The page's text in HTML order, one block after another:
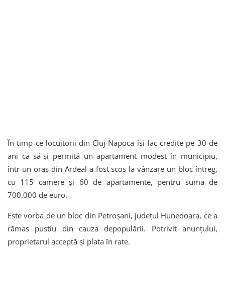
În timp ce locuitorii din Cluj-Napoca își fac credite pe 30 de
ani ca să-și permită un apartament modest în municipiu,
într-un oraș din Ardeal a fost scos la vânzare un bloc întreg,
cu 115 camere și 60 de apartamente, pentru suma de
700.000 de euro.
Este vorba de un bloc din Petroșani, județul Hunedoara, ce a
rămas pustiu din cauza depopulării. Potrivit anunțului,
proprietarul acceptă și plata în rate.